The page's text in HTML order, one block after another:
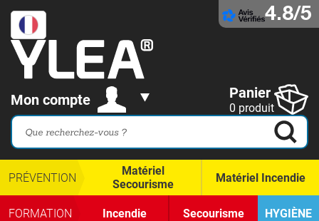
4.8/5
Mon compte Panier
0 produit
PRÉVENTION
Matériel
Secourisme
Matériel Incendie
FORMATION Incendie Secourisme HYGIÈNE